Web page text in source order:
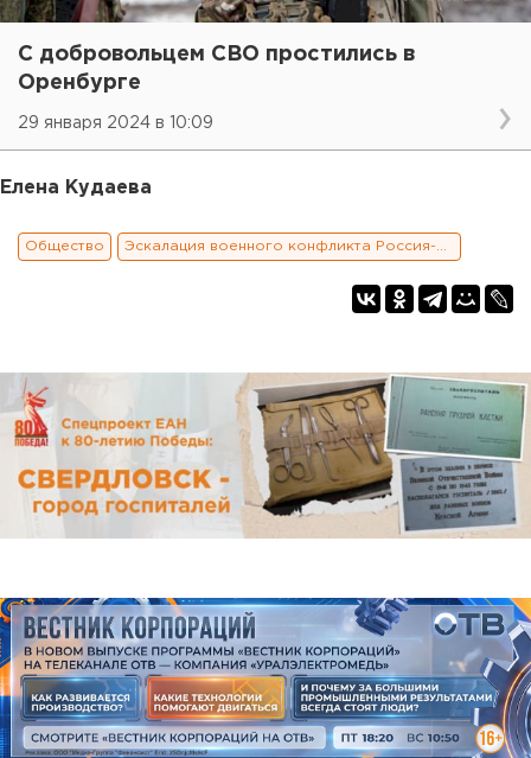
С добровольцем СВО простились в
Оренбурге
29 января 2024 в 10:09
Елена Кудаева
Общество